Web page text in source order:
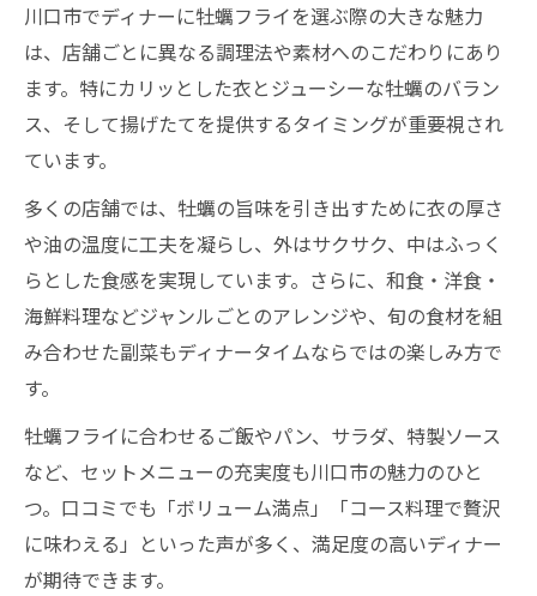
夜のひととき川口で堪能する牡蠣フライの魅力
とは
川口市で夜に楽しむ牡蠣フライディナーの
魅力
川口市ディナーで感じる牡蠣フライの贅沢
感
夜のひとときに最適な牡蠣フライディナー
案内
牡蠣フライを囲む川口市の夜ごはん提案
川口市でディナーに牡蠣フライを選ぶ際の大きな魅力
は、店舗ごとに異なる調理法や素材へのこだわりにあり
ます。特にカリッとした衣とジューシーな牡蠣のバラン
ス、そして揚げたてを提供するタイミングが重要視され
ています。
多くの店舗では、牡蠣の旨味を引き出すために衣の厚さ
や油の温度に工夫を凝らし、外はサクサク、中はふっく
らとした食感を実現しています。さらに、和食・洋食・
海鮮料理などジャンルごとのアレンジや、旬の食材を組
み合わせた副菜もディナータイムならではの楽しみ方で
す。
牡蠣フライに合わせるご飯やパン、サラダ、特製ソース
など、セットメニューの充実度も川口市の魅力のひと
つ。口コミでも「ボリューム満点」「コース料理で贅沢
に味わえる」といった声が多く、満足度の高いディナー
が期待できます。